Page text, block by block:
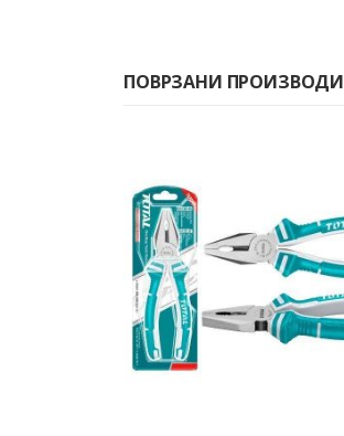
ПОВРЗАНИ ПРОИЗВОДИ